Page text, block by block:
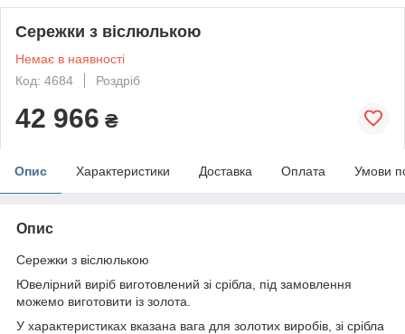
Сережки з віслюлькою
Немає в наявності
Код: 4684
Роздріб
42 966 ₴
Опис Характеристики Доставка Оплата Умови
Опис
Сережки з віслюлькою
Ювелірний виріб виготовлений зі срібла, під замовлення
можемо виготовити із золота.
У характеристиках вказана вага для золотих виробів, зі срібла